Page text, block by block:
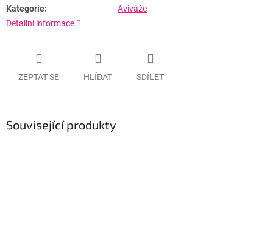
Kategorie:
Aviváže
Detailní informace
ZEPTAT SE HLÍDAT SDÍLET
Související produkty